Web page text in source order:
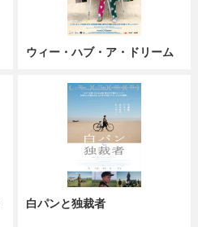
ウィー・ハブ・ア・ドリーム
白パンと独裁者